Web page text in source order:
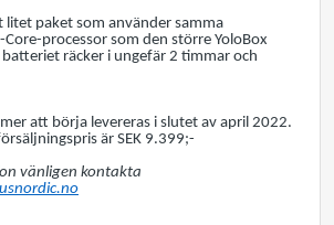
paket som använder samma
Core-processor som den större YoloBox
räcker i ungefär 2 timmar och
att börja levereras i slutet av april 2022.
är SEK 9.399;-
vänligen kontakta